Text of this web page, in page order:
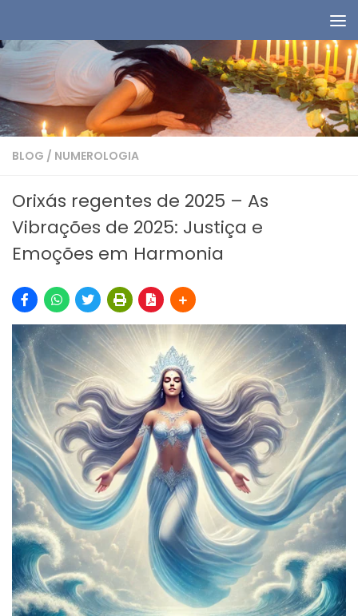
BLOG / NUMEROLOGIA
Orixás regentes de 2025 – As
Vibrações de 2025: Justiça e
Emoções em Harmonia